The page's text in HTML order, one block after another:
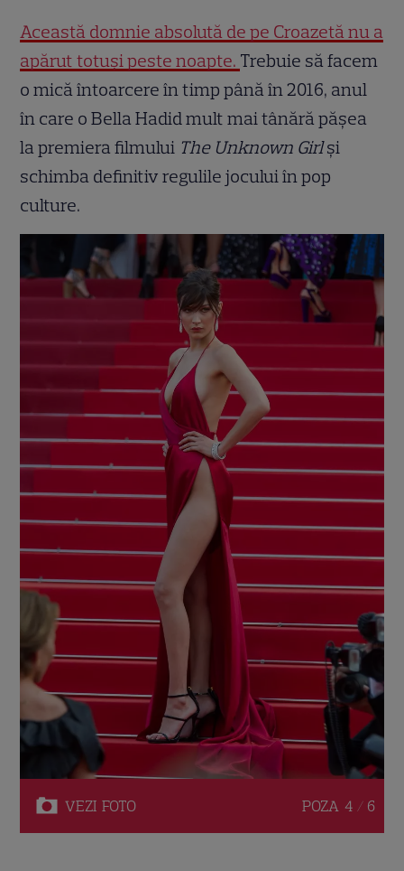
Această domnie absolută de pe Croazetă nu a
apărut totuși peste noapte. Trebuie să facem
o mică întoarcere în timp până în 2016, anul
în care o Bella Hadid mult mai tânără pășea
la premiera filmului The Unknown Girlși
schimba definitiv regulile jocului în pop
culture.
VEZI FOTO POZA 4 / 6